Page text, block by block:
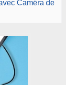
Caméra de